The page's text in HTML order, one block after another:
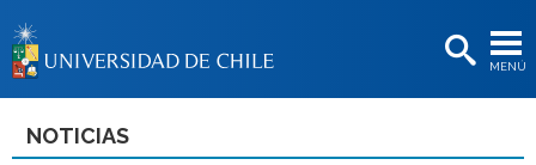
MENÚ
BIBLIOTECAS
NOTICIAS